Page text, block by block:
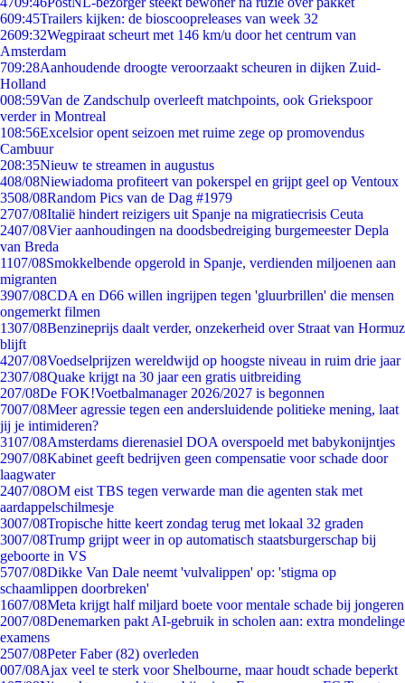
609:45Trailers kijken: de bioscoopreleases van week 32
2609:32Wegpiraat scheurt met 146 km/u door het centrum van
Amsterdam
709:28Aanhoudende droogte veroorzaakt scheuren in dijken Zuid-
Holland
008:59Van de Zandschulp overleeft matchpoints, ook Griekspoor
verder in Montreal
108:56Excelsior opent seizoen met ruime zege op promovendus
Cambuur
208:35Nieuw te streamen in augustus
408/08Niewiadoma profiteert van pokerspel en grijpt geel op Ventoux
3508/08Random Pics van de Dag #1979
2707/08Italië hindert reizigers uit Spanje na migratiecrisis Ceuta
2407/08Vier aanhoudingen na doodsbedreiging burgemeester Depla
van Breda
1107/08Smokkelbende opgerold in Spanje, verdienden miljoenen aan
migranten
3907/08CDA en D66 willen ingrijpen tegen 'gluurbrillen' die mensen
ongemerkt filmen
1307/08Benzineprijs daalt verder, onzekerheid over Straat van Hormuz
blijft
4207/08Voedselprijzen wereldwijd op hoogste niveau in ruim drie jaar
2307/08Quake krijgt na 30 jaar een gratis uitbreiding
207/08De FOK!Voetbalmanager 2026/2027 is begonnen
7007/08Meer agressie tegen een andersluidende politieke mening, laat
jij je intimideren?
3107/08Amsterdams dierenasiel DOA overspoeld met babykonijntjes
2907/08Kabinet geeft bedrijven geen compensatie voor schade door
laagwater
2407/08OM eist TBS tegen verwarde man die agenten stak met
aardappelschilmesje
3007/08Tropische hitte keert zondag terug met lokaal 32 graden
3007/08Trump grijpt weer in op automatisch staatsburgerschap bij
geboorte in VS
5707/08Dikke Van Dale neemt 'vulvalippen' op: 'stigma op
schaamlippen doorbreken'
1607/08Meta krijgt half miljard boete voor mentale schade bij jongeren
2007/08Denemarken pakt AI-gebruik in scholen aan: extra mondelinge
examens
2507/08Peter Faber (82) overleden
007/08Ajax veel te sterk voor Shelbourne, maar houdt schade beperkt